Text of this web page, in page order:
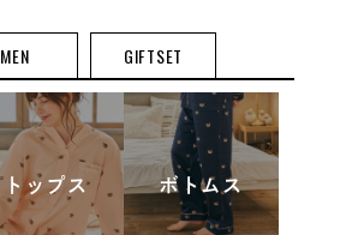
MEN GIFTSET
トップス ボトムス